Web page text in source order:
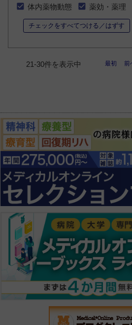
体内薬物動態
薬効・薬理
チェックをすべてつける／はずす
21-30件を表示中 最初 前